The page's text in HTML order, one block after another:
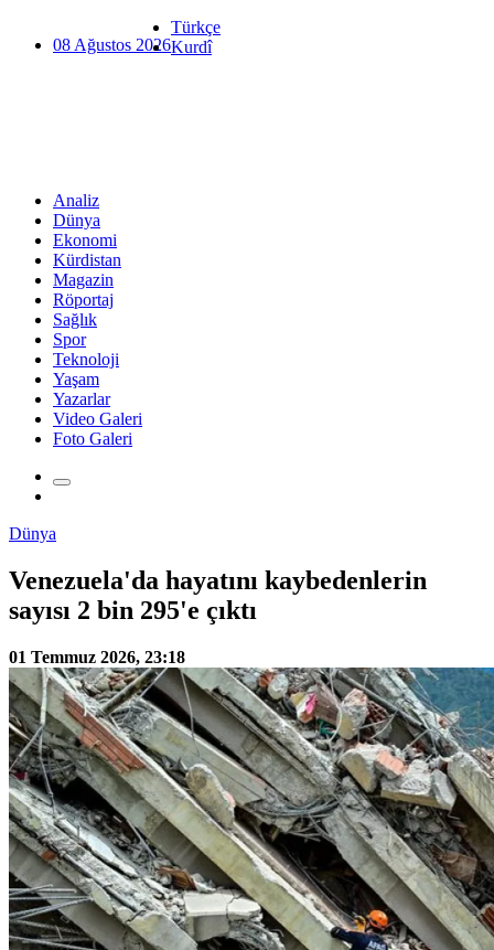
08 Ağustos 2026
Türkçe
Kurdî
Analiz
Dünya
Ekonomi
Kürdistan
Magazin
Röportaj
Sağlık
Spor
Teknoloji
Yaşam
Yazarlar
Video Galeri
Foto Galeri
Dünya
Venezuela'da hayatını kaybedenlerin
sayısı 2 bin 295'e çıktı
01 Temmuz 2026, 23:18